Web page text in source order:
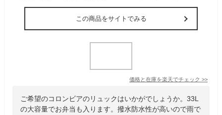
この商品をサイトでみる
価格と在庫を楽天でチェック >>
ご希望のコロンビアのリュックはいかがでしょうか。33L
の大容量でお弁当も入ります。撥水防水性が高いので雨で